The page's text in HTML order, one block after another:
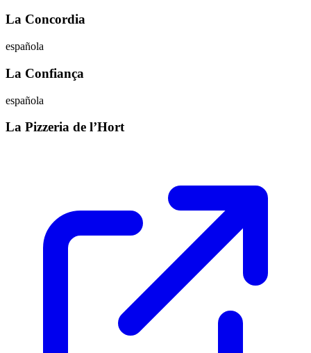
La Concordia
española
La Confiança
española
La Pizzeria de l’Hort